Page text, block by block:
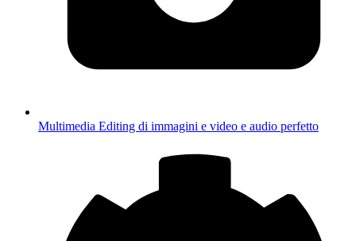
Multimedia Editing di immagini e video e audio perfetto